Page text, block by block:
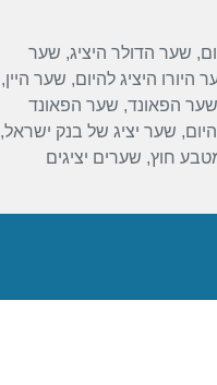
, שער הדולר היציג, שער
היורו היציג להיום, שער היין,
שער הפאונד, שער הפאונד
, שער יציג של בנק ישראל,
חוץ, שערים יציגים